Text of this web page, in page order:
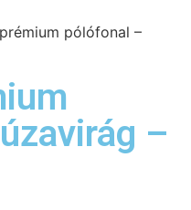
pólófonal –
–